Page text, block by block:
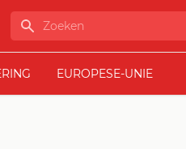
Zoeken
EUROPESE-UNIE